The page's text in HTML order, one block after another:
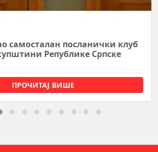
самосталан посланички клуб
Републике Српске
ПРОЧИТАЈ ВИШЕ